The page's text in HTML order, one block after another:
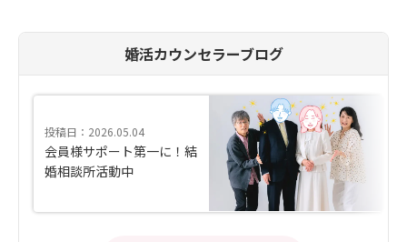
婚活カウンセラーブログ
投稿日：2026.05.04
会員様サポート第一に！結
婚相談所活動中